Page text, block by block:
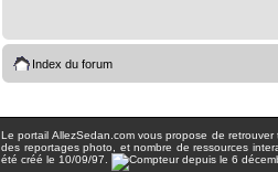
Index du forum
Le portail AllezSedan.com vous propose de
des reportages photo, et nombre de ressources
été créé le 10/09/97.